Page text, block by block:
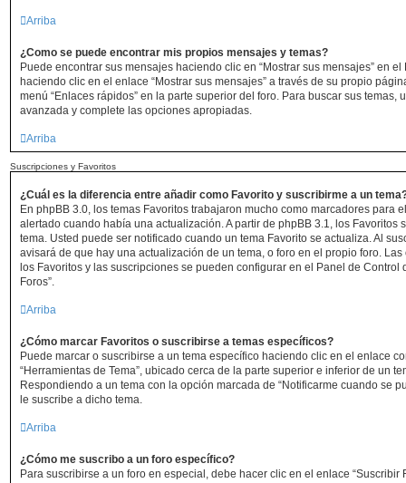
Arriba
¿Como se puede encontrar mis propios mensajes y temas?
Puede encontrar sus mensajes haciendo clic en “Mostrar sus mensajes” en
haciendo clic en el enlace “Mostrar sus mensajes” a través de su propio
menú “Enlaces rápidos” en la parte superior del foro. Para buscar sus temas,
avanzada y complete las opciones apropiadas.
Arriba
Suscripciones y Favoritos
¿Cuál es la diferencia entre añadir como Favorito y suscribirme a un
En phpBB 3.0, los temas Favoritos trabajaron mucho como marcadores para
alertado cuando había una actualización. A partir de phpBB 3.1, los Favoritos
tema. Usted puede ser notificado cuando un tema Favorito se actualiza. Al
avisará de que hay una actualización de un tema, o foro en el propio foro.
los Favoritos y las suscripciones se pueden configurar en el Panel de Control
Foros”.
Arriba
¿Cómo marcar Favoritos o suscribirse a temas específicos?
Puede marcar o suscribirse a un tema específico haciendo clic en el enlace
“Herramientas de Tema”, ubicado cerca de la parte superior e inferior de un
Respondiendo a un tema con la opción marcada de “Notificarme cuando se
le suscribe a dicho tema.
Arriba
¿Cómo me suscribo a un foro específico?
Para suscribirse a un foro en especial, debe hacer clic en el enlace “Suscribir